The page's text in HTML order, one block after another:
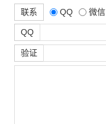
联系 QQ 微信
QQ
验证